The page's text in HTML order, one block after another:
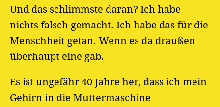
Und das schlimmste daran? Ich habe
nichts falsch gemacht. Ich habe das für die
Menschheit getan. Wenn es da draußen
überhaupt eine gab.
Es ist ungefähr 40 Jahre her, dass ich mein
Gehirn in die Muttermaschine